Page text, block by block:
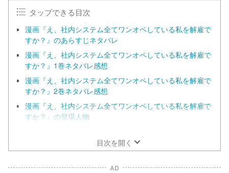
タップできる目次
漫画『え、社内システム全てワンオペしている私を解雇で
すか？』のあらすじネタバレ
漫画『え、社内システム全てワンオペしている私を解雇で
すか？』1巻ネタバレ感想
漫画『え、社内システム全てワンオペしている私を解雇で
すか？』2巻ネタバレ感想
漫画『え、社内システム全てワンオペしている私を解雇で
すか？』の登場人物
目次を開く
AD